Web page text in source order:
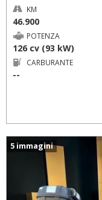
KM
46.900
POTENZA
126 cv (93 kW)
CARBURANTE
--
5 immagini